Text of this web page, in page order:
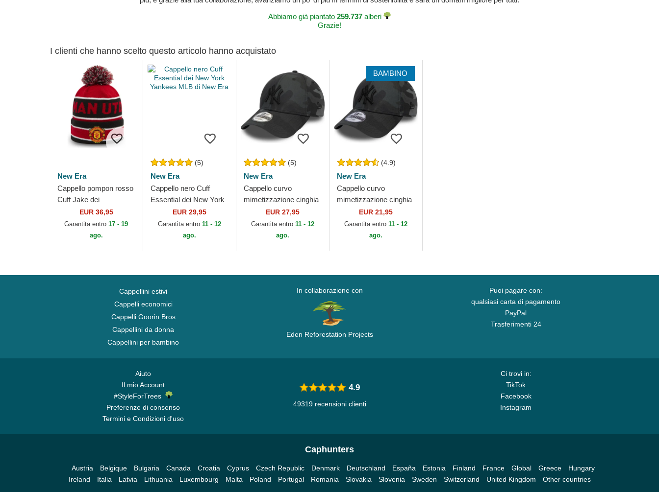
Abbiamo già piantato 259.737 alberi
Grazie!
I clienti che hanno scelto questo articolo hanno acquistato
New Era
Cappello pompon rosso
Cuff Jake dei
Manchester United
Football Club Premier
League di New Era
EUR 36,95
Garantita entro17 - 19
ago.
(5)
New Era
Cappello nero Cuff
Essential dei New York
Yankees MLB di New
Era
EUR 29,95
Garantita entro 11 - 12
ago.
(5)
New Era
Cappello curvo
mimetizzazione cinghia
regolabile 9FORTY
League Essential dei
New York Yankees
EUR 27,95
Garantita entro 11 - 12
ago.
BAMBINO
(4.9)
New Era
Cappello curvo
mimetizzazione cinghia
regolabile per bambino
9FORTY League
Essential dei New
EUR 21,95
Garantita entro 11 - 12
ago.
Cappellini estivi
Cappelli economici
Cappelli Goorin Bros
Cappellini da donna
Cappellini per bambino
In collaborazione con
Eden Reforestation Projects
Puoi pagare con:
qualsiasi carta di pagamento
PayPal
Trasferimenti 24
Aiuto
Il mio Account
#StyleForTrees
Preferenze di consenso
Termini e Condizioni d'uso
Ci trovi in:
TikTok
Facebook
Instagram
4.9
49319 recensioni clienti
Caphunters
Austria Belgique Bulgaria Canada Croatia Cyprus Czech Republic Denmark Deutschland España Estonia Finland France Global Greece
Hungary
Ireland
Italia Latvia Lithuania Luxembourg Malta Poland Portugal Romania Slovakia Slovenia Sweden Switzerland United Kingdom Other countries